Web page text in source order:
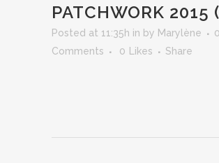
PATCHWORK 2015
Posted at 11:35h in by Marylène
0
Comments
0 Likes Share